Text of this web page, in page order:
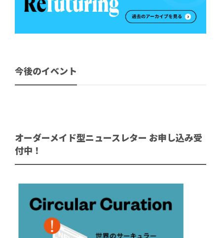
今後のイベント
オーダーメイド型ニュースレター お申し込み受
付中！